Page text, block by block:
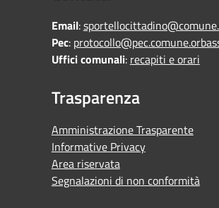
Email:
Pec:
Uffici comunali: recapiti e orari
Trasparenza
Amministrazione Trasparente
Informative Privacy
Area riservata
Segnalazioni di non conformità